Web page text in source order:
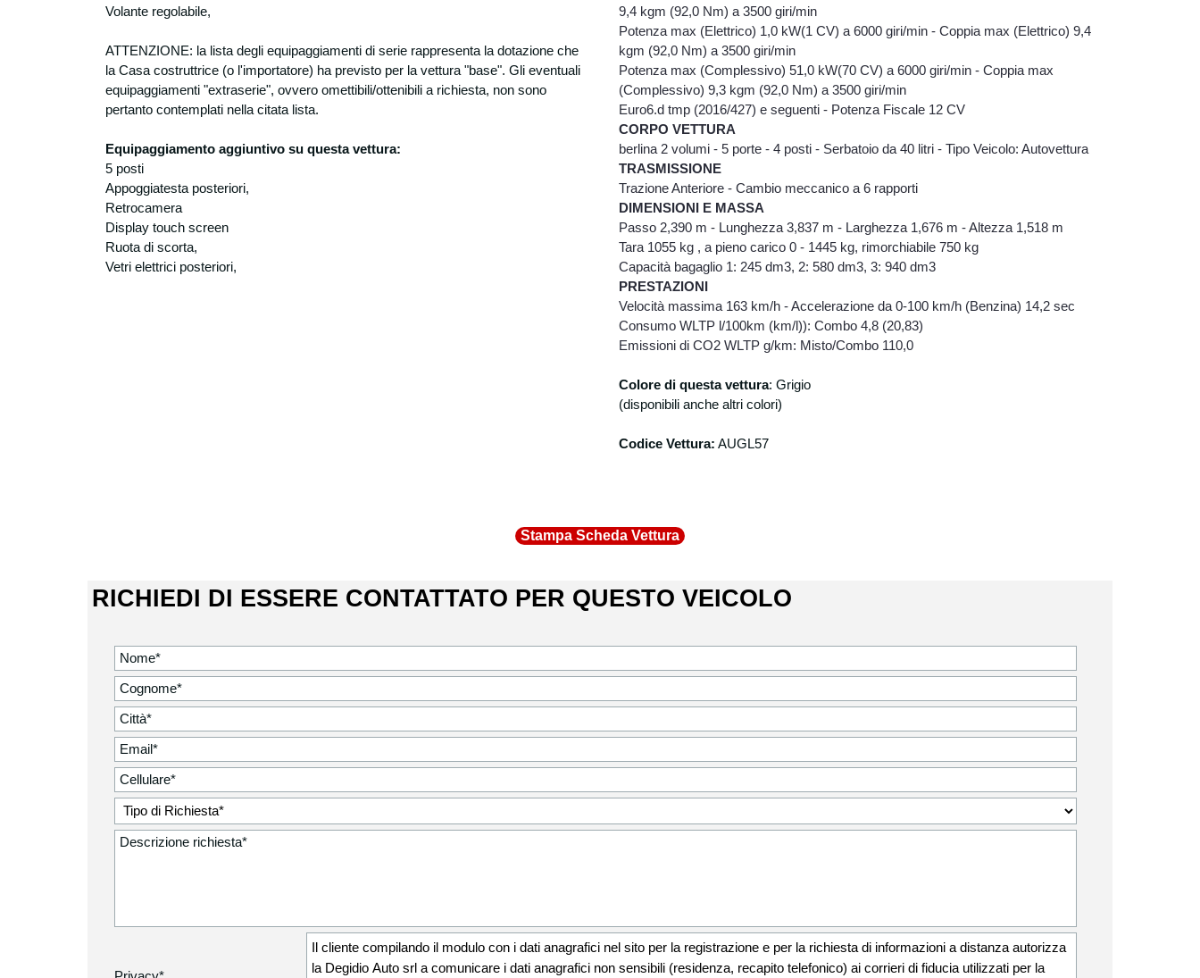
Volante regolabile,
ATTENZIONE: la lista degli equipaggiamenti di serie rappresenta la dotazione che
la Casa costruttrice (o l'importatore) ha previsto per la vettura "base". Gli eventuali
equipaggiamenti "extraserie", ovvero omettibili/ottenibili a richiesta, non sono
pertanto contemplati nella citata lista.
Equipaggiamento aggiuntivo su questa vettura:
5 posti
Appoggiatesta posteriori,
Retrocamera
Display touch screen
Ruota di scorta,
Vetri elettrici posteriori,
9,4 kgm (92,0 Nm) a 3500 giri/min
Potenza max (Elettrico) 1,0 kW(1 CV) a 6000 giri/min - Coppia max (Elettrico) 9,4
kgm (92,0 Nm) a 3500 giri/min
Potenza max (Complessivo) 51,0 kW(70 CV) a 6000 giri/min - Coppia max
(Complessivo) 9,3 kgm (92,0 Nm) a 3500 giri/min
Euro6.d tmp (2016/427) e seguenti - Potenza Fiscale 12 CV
CORPO VETTURA
berlina 2 volumi - 5 porte - 4 posti - Serbatoio da 40 litri - Tipo Veicolo: Autovettura
TRASMISSIONE
Trazione Anteriore - Cambio meccanico a 6 rapporti
DIMENSIONI E MASSA
Passo 2,390 m - Lunghezza 3,837 m - Larghezza 1,676 m - Altezza 1,518 m
Tara 1055 kg , a pieno carico 0 - 1445 kg, rimorchiabile 750 kg
Capacità bagaglio 1: 245 dm3, 2: 580 dm3, 3: 940 dm3
PRESTAZIONI
Velocità massima 163 km/h - Accelerazione da 0-100 km/h (Benzina) 14,2 sec
Consumo WLTP l/100km (km/l)): Combo 4,8 (20,83)
Emissioni di CO2 WLTP g/km: Misto/Combo 110,0
Colore di questa vettura: Grigio
(disponibili anche altri colori)
Codice Vettura: AUGL57
Stampa Scheda Vettura
RICHIEDI DI ESSERE CONTATTATO PER QUESTO VEICOLO
Il cliente compilando il modulo con i dati anagrafici nel sito per la registrazione e per la richiesta di informazioni a distanza autorizza
la Degidio Auto srl a comunicare i dati anagrafici non sensibili (residenza, recapito telefonico) ai corrieri di fiducia utilizzati per la